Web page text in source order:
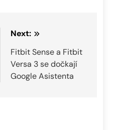
Next:
Fitbit Sense a Fitbit
Versa 3 se dočkají
Google Asistenta